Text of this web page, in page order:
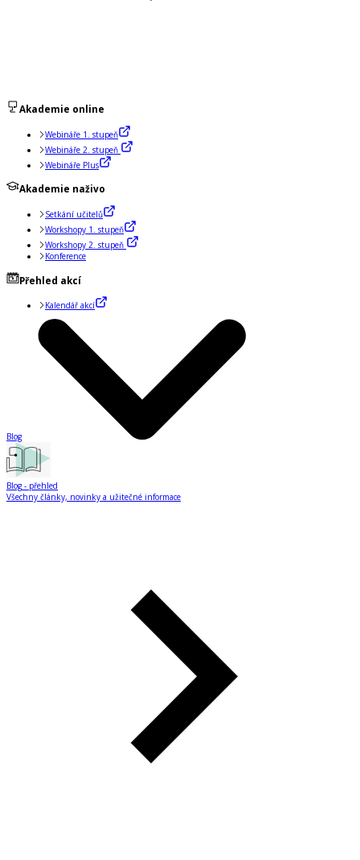
Akademie online
Webináře 1. stupeň
Webináře 2. stupeň
Webináře Plus
Akademie naživo
Setkání učitelů
Workshopy 1. stupeň
Workshopy 2. stupeň
Konference
Přehled akcí
Kalendář akcí
Blog
Blog - přehled
Všechny články, novinky a užitečné informace